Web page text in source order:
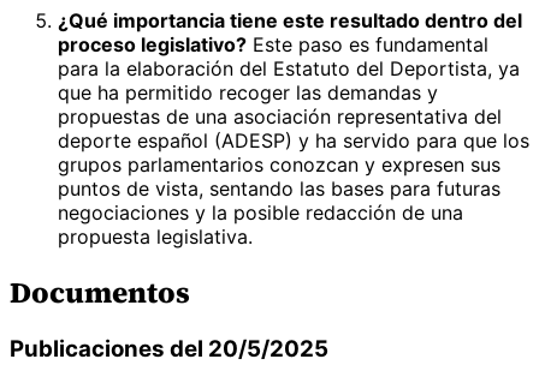
¿Qué importancia tiene este resultado dentro del
proceso legislativo? Este paso es fundamental
para la elaboración del Estatuto del Deportista, ya
que ha permitido recoger las demandas y
propuestas de una asociación representativa del
deporte español (ADESP) y ha servido para que los
grupos parlamentarios conozcan y expresen sus
puntos de vista, sentando las bases para futuras
negociaciones y la posible redacción de una
propuesta legislativa.
Documentos
Publicaciones del 20/5/2025